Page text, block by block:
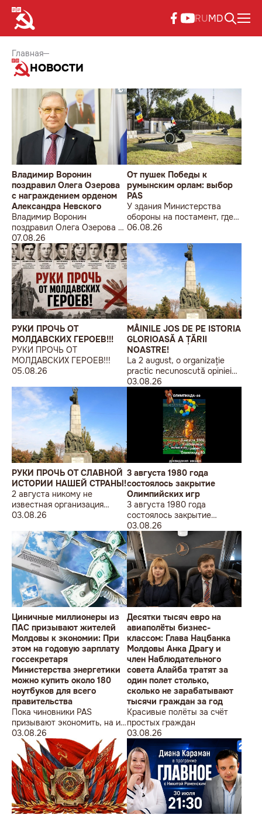
RUMD
Главная
НОВОСТИ
Владимир Воронин
поздравил Олега Озерова
с награждением орденом
Александра Невского
Владимир Воронин
поздравил Олега Озерова с
награждением орденом
Александра Невского
07.08.26
От пушек Победы к
румынским орлам: выбор
PAS
У здания Министерства
обороны на постамент, где
прежде стояла знаменитая
мужчина возложил букет
цветов.
06.08.26
РУКИ ПРОЧЬ ОТ
МОЛДАВСКИХ ГЕРОЕВ!!!
РУКИ ПРОЧЬ ОТ
МОЛДАВСКИХ ГЕРОЕВ!!!
05.08.26
MÂINILE JOS DE PE ISTORIA
GLORIOASĂ A ȚĂRII
NOASTRE!
La 2 august, o organizație
practic necunoscută opiniei
publice, autointitulată „Liga
Studenților Basarabeni”, a
organizat la Chișinău o
acțiune de protest modestă,
sub sloganul „În Uniunea
Europeană fără monumente
sovietice”.
03.08.26
РУКИ ПРОЧЬ ОТ СЛАВНОЙ
ИСТОРИИ НАШЕЙ СТРАНЫ!
2 августа никому не
известная организация
«Лига бессарабских
Кишиневе малочисленную
акцию «В Европейский Союз
без советских памятников».
03.08.26
3 августа 1980 года
состоялось закрытие
Олимпийских игр
3 августа 1980 года
состоялось закрытие
Олимпийских игр
03.08.26
Циничные миллионеры из
ПАС призывают жителей
Молдовы к экономии: При
этом на годовую зарплату
госсекретаря
Министерства энергетики
можно купить около 180
ноутбуков для всего
правительства
Пока чиновники PAS
призывают экономить, на их
собственные доходы можно
купить технику для целого
учреждения
03.08.26
Десятки тысяч евро на
авиаполёты бизнес-
классом: Глава Нацбанка
Молдовы Анка Драгу и
член Наблюдательного
совета Алайба тратят за
один полет столько,
сколько не зарабатывают
тысячи граждан за год
Красивые полёты за счёт
простых граждан
03.08.26